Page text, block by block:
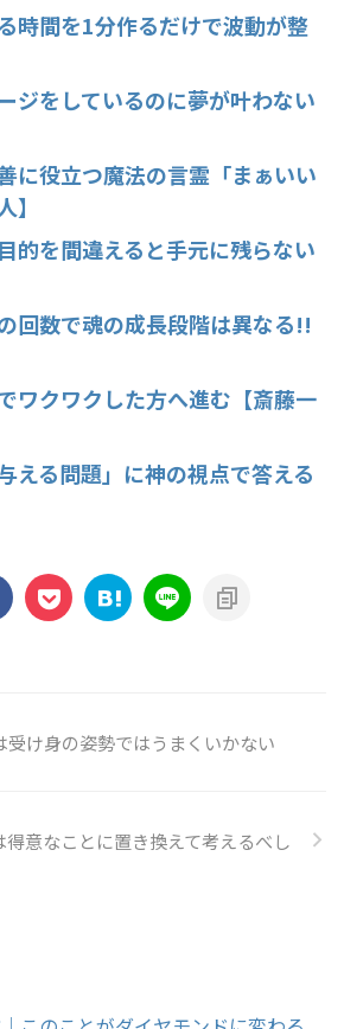
時間を1分作るだけで波動が整
ジをしているのに夢が叶わない
に役立つ魔法の言霊「まぁいい
】
的を間違えると手元に残らない
回数で魂の成長段階は異なる!!
ワクワクした方へ進む【斎藤一
える問題」に神の視点で答える
受け身の姿勢ではうまくいかない
得意なことに置き換えて考えるべし